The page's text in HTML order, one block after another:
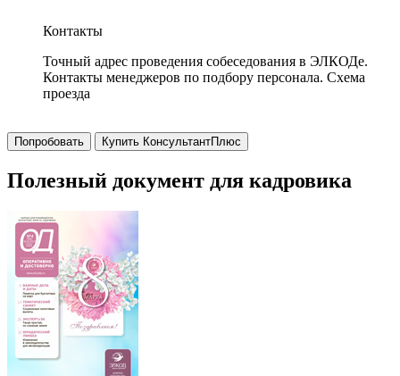
Контакты
Точный адрес проведения собеседования в ЭЛКОДе.
Контакты менеджеров по подбору персонала. Схема
проезда
Попробовать Купить КонсультантПлюс
Полезный документ для кадровика